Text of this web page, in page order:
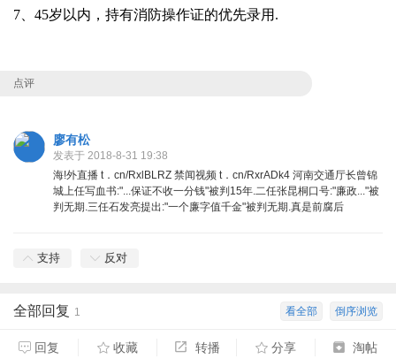
7、45岁以内，持有消防操作证的优先录用.
点评
廖有松
发表于 2018-8-31 19:38
海!外直播 t．cn/RxlBLRZ 禁闻视频 t．cn/RxrADk4 河南交通厅长曾锦
城上任写血书:"...保证不收一分钱"被判15年.二任张昆桐口号:"廉政..."被
判无期.三任石发亮提出:"一个廉字值千金"被判无期.真是前腐后
支持 反对
倒序浏览
看全部
全部回复 1
回复 收藏 转播 分享 淘帖